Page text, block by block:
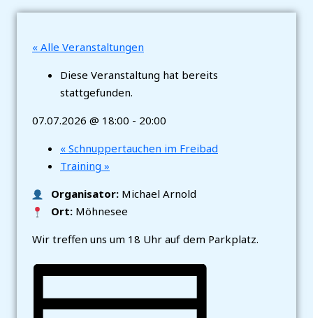
« Alle Veranstaltungen
Diese Veranstaltung hat bereits
stattgefunden.
07.07.2026 @ 18:00 - 20:00
« Schnuppertauchen im Freibad
Training »
Organisator:Michael Arnold
Ort:Möhnesee
Wir treffen uns um 18 Uhr auf dem Parkplatz.